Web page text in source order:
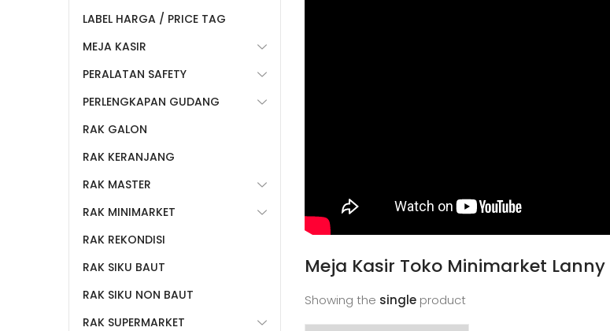
Meja Kasir Toko Minimarket
Showing the single product
LABEL HARGA / PRICE TAG
MEJA KASIR
PERALATAN SAFETY
PERLENGKAPAN GUDANG
RAK GALON
RAK KERANJANG
RAK MASTER
RAK MINIMARKET
RAK REKONDISI
RAK SIKU BAUT
RAK SIKU NON BAUT
RAK SUPERMARKET